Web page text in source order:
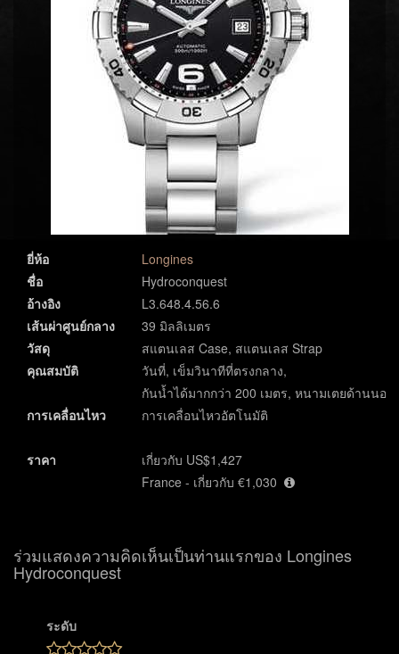
ยี่ห้อ
Longines
ชื่อ
Hydroconquest
อ้างอิง
L3.648.4.56.6
เส้นผ่าศูนย์กลาง
39 มิลลิเมตร
วัสดุ
สแตนเลส Case, สแตนเลส Strap
คุณสมบัติ
วันที่, เข็มวินาทีที่ตรงกลาง,
กันน้ำได้มากกว่า 200 เมตร, หนามเตยด้านนอก
การเคลื่อนไหว
การเคลื่อนไหวอัตโนมัติ
ราคา
เกี่ยวกับ US$1,427
France - เกี่ยวกับ €1,030
ร่วมแสดงความคิดเห็นเป็นท่านแรกของ Longines
Hydroconquest
ระดับ